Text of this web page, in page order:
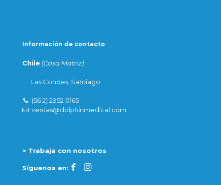
Información de contacto
Chile (Casa Matriz)
Las Condes, Santiago
(56 2) 2952 0165
ventas@dolphinmedical.com
> Trabaja con nosotros
Síguenos en: